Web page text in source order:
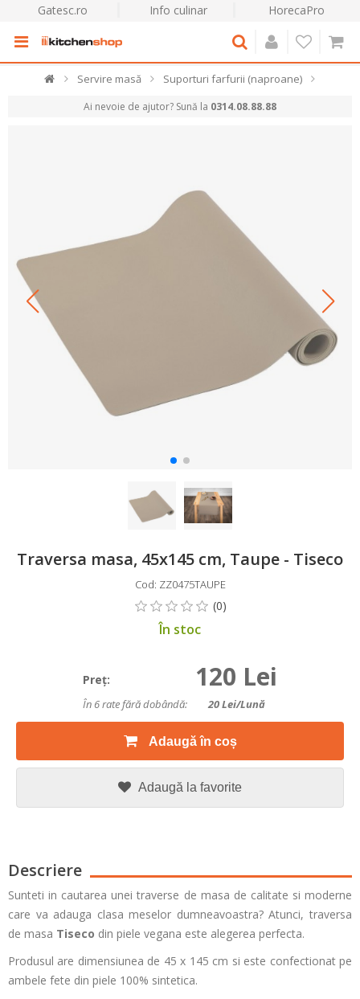
Gatesc.ro Info culinar HorecaPro
Servire masă Suporturi farfurii (naproane)
Ai nevoie de ajutor? Sună la 0314.08.88.88
Traversa masa, 45x145 cm, Taupe - Tiseco
Cod: ZZ0475TAUPE
În stoc
Preţ: 120 Lei
În 6 rate fără dobândă: 20Lei/lună
Adaugă în coș
Adaugă la favorite
Descriere
Sunteti in cautarea unei traverse de masa de calitate si moderne
care va adauga clasa meselor dumneavoastra? Atunci, traversa
de masa Tiseco din piele vegana este alegerea perfecta.
Produsul are dimensiunea de 45 x 145 cm si este confectionat pe
ambele fete din piele 100% sintetica.